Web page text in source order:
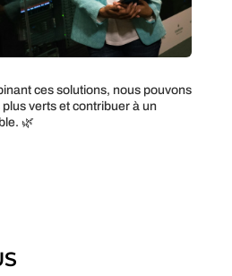
ces solutions, nous pouvons
verts et contribuer à un
🌿